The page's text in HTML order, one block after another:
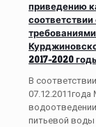
приведению
2017-2020
В
питьевой воды